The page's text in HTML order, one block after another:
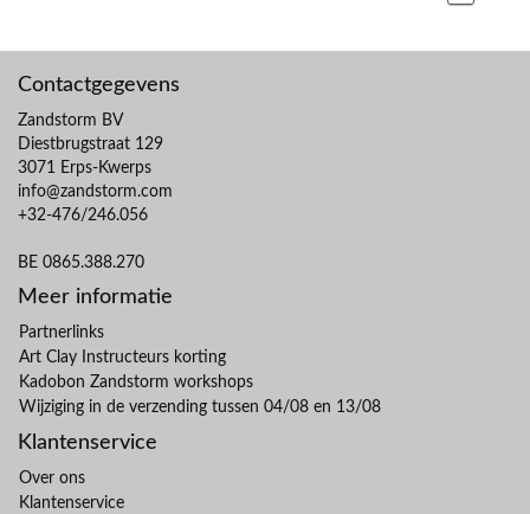
Contactgegevens
Zandstorm BV
Diestbrugstraat 129
3071 Erps-Kwerps
info@zandstorm.com
+32-476/246.056
BE 0865.388.270
Meer informatie
Partnerlinks
Art Clay Instructeurs korting
Kadobon Zandstorm workshops
Wijziging in de verzending tussen 04/08 en 13/08
Klantenservice
Over ons
Klantenservice